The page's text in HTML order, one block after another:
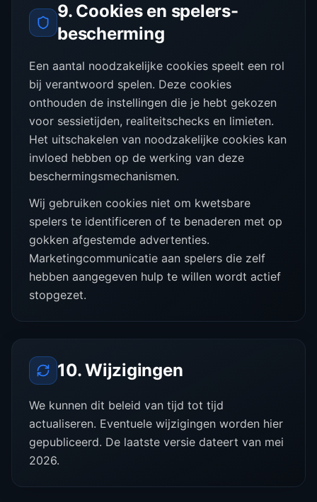
9. Cookies en spelers-
bescherming
Een aantal noodzakelijke cookies speelt een rol
bij verantwoord spelen. Deze cookies
onthouden de instellingen die je hebt gekozen
voor sessietijden, realiteitschecks en limieten.
Het uitschakelen van noodzakelijke cookies kan
invloed hebben op de werking van deze
beschermingsmechanismen.
Wij gebruiken cookies niet om kwetsbare
spelers te identificeren of te benaderen met op
gokken afgestemde advertenties.
Marketingcommunicatie aan spelers die zelf
hebben aangegeven hulp te willen wordt actief
stopgezet.
10. Wijzigingen
We kunnen dit beleid van tijd tot tijd
actualiseren. Eventuele wijzigingen worden hier
gepubliceerd. De laatste versie dateert van mei
2026.